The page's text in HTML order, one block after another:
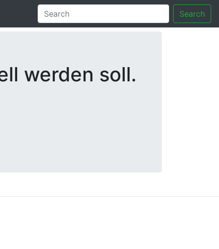
Search
werden soll.